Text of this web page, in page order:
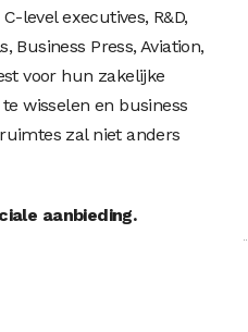
level executives, R&D,
Business Press, Aviation,
voor hun zakelijke
wisselen en business
zal niet anders
aanbieding.